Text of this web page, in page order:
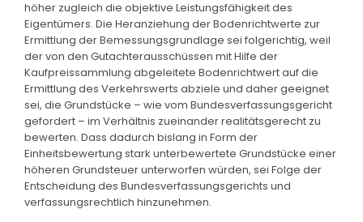
höher zugleich die objektive Leistungsfähigkeit des
Eigentümers. Die Heranziehung der Bodenrichtwerte zur
Ermittlung der Bemessungsgrundlage sei folgerichtig, weil
der von den Gutachterausschüssen mit Hilfe der
Kaufpreissammlung abgeleitete Bodenrichtwert auf die
Ermittlung des Verkehrswerts abziele und daher geeignet
sei, die Grundstücke – wie vom Bundesverfassungsgericht
gefordert – im Verhältnis zueinander realitätsgerecht zu
bewerten. Dass dadurch bislang in Form der
Einheitsbewertung stark unterbewertete Grundstücke einer
höheren Grundsteuer unterworfen würden, sei Folge der
Entscheidung des Bundesverfassungsgerichts und
verfassungsrechtlich hinzunehmen.